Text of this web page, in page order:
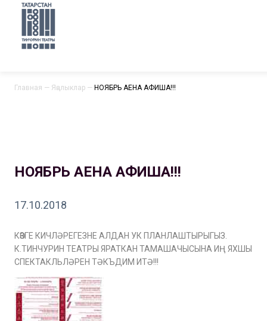
Главная — Яңалыклар — НОЯБРЬ АЕНА АФИША!!!
НОЯБРЬ АЕНА АФИША!!!
17.10.2018
КӨЗГЕ КИЧЛӘРЕГЕЗНЕ АЛДАН УК ПЛАНЛАШТЫРЫГЫЗ.
К.ТИНЧУРИН ТЕАТРЫ ЯРАТКАН ТАМАШАЧЫСЫНА ИҢ ЯХШЫ
СПЕКТАКЛЬЛӘРЕН ТӘКЪДИМ ИТӘ!!!